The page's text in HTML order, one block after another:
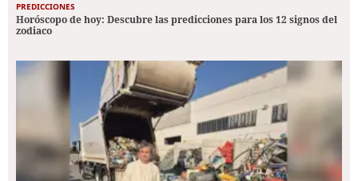
PREDICCIONES
Horóscopo de hoy: Descubre las predicciones para los 12 signos del
zodiaco